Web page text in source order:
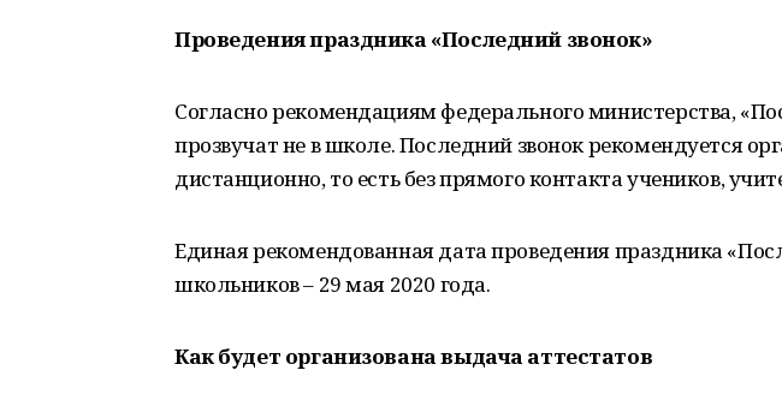
Проведения праздника «Последний звонок»
Согласно рекомендациям федерального министерства,
прозвучат не в школе. Последний звонок рекомендуется
дистанционно, то есть без прямого контакта учеников,
Единая рекомендованная дата проведения праздника
школьников – 29 мая 2020 года.
Как будет организована выдача аттестатов